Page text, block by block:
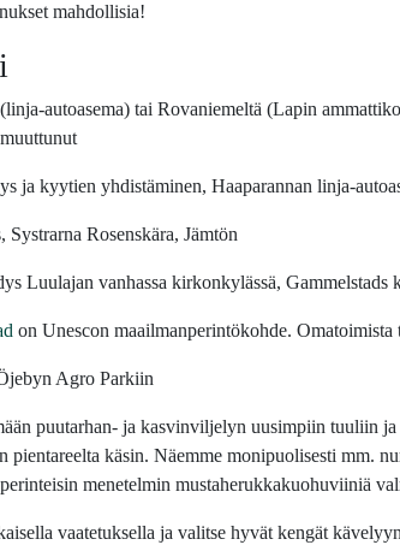
mahdollisia!
autoasema) tai Rovaniemeltä (Lapin
ja kyytien yhdistäminen, Haaparannan linja-
Systrarna Rosenskära, Jämtön
Luulajan vanhassa kirkonkylässä, Gammelstads
on Unescon maailmanperintökohde. Omatoimista
Agro Parkiin
puutarhan- ja kasvinviljelyn uusimpiin tuuliin
pientareelta käsin. Näemme monipuolisesti mm.
menetelmin mustaherukkakuohuviiniä
vaatetuksella ja valitse hyvät kengät